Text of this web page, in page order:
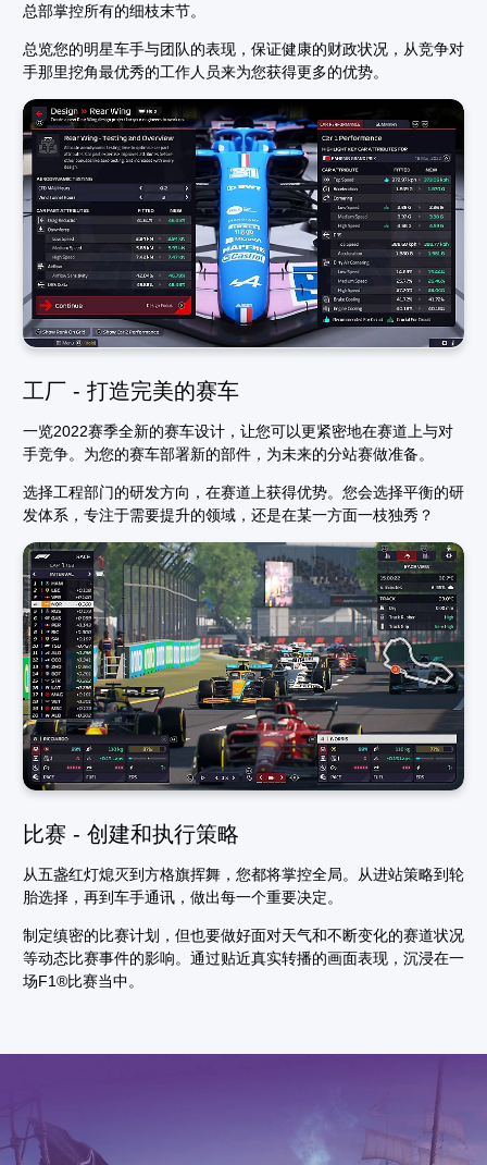
总部掌控所有的细枝末节。
总览您的明星车手与团队的表现，保证健康的财政状况，从竞争对
手那里挖角最优秀的工作人员来为您获得更多的优势。
工厂 - 打造完美的赛车
一览2022赛季全新的赛车设计，让您可以更紧密地在赛道上与对
手竞争。为您的赛车部署新的部件，为未来的分站赛做准备。
选择工程部门的研发方向，在赛道上获得优势。您会选择平衡的研
发体系，专注于需要提升的领域，还是在某一方面一枝独秀？
比赛 - 创建和执行策略
从五盏红灯熄灭到方格旗挥舞，您都将掌控全局。从进站策略到轮
胎选择，再到车手通讯，做出每一个重要决定。
制定缜密的比赛计划，但也要做好面对天气和不断变化的赛道状况
等动态比赛事件的影响。通过贴近真实转播的画面表现，沉浸在一
场F1®比赛当中。